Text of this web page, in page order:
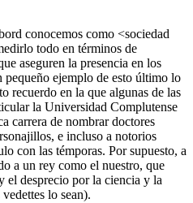
conocemos como <sociedad
todo en términos de
aseguren la presencia en los
ejemplo de esto último lo
recuerdo en la que algunas de las
la Universidad Complutense
carrera de nombrar doctores
e incluso a notorios
con las témporas. Por supuesto, a
a un rey como el nuestro, que
el desprecio por la ciencia y la
lo sean).